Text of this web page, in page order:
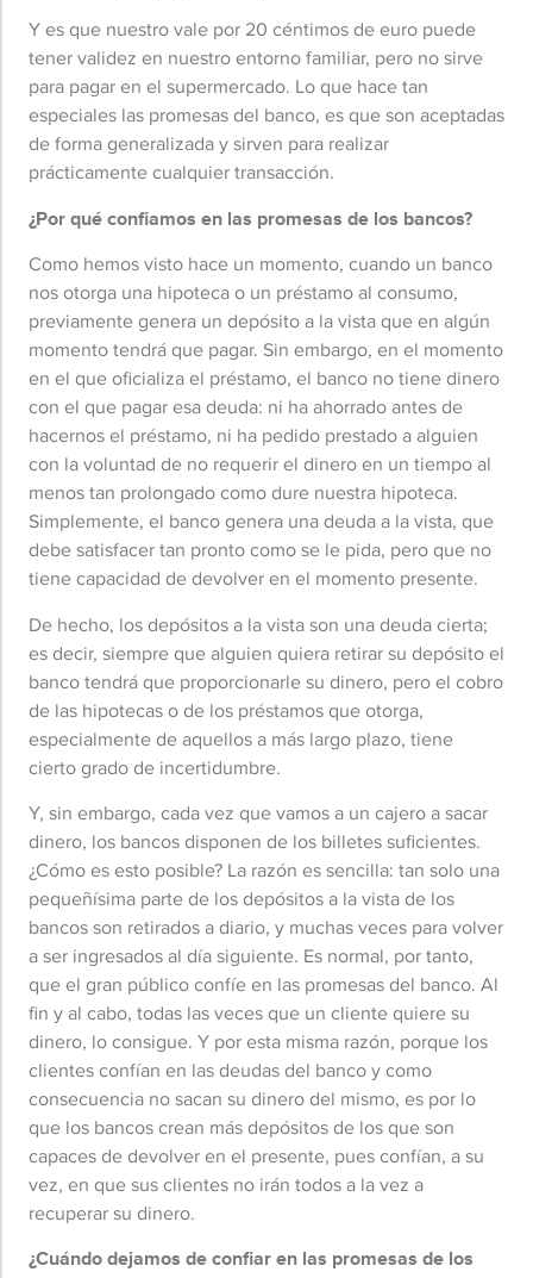
Y es que nuestro vale por 20 céntimos de euro puede
tener validez en nuestro entorno familiar, pero no sirve
para pagar en el supermercado. Lo que hace tan
especiales las promesas del banco, es que son aceptadas
de forma generalizada y sirven para realizar
prácticamente cualquier transacción.
¿Por qué confiamos en las promesas de los bancos?
Como hemos visto hace un momento, cuando un banco
nos otorga una hipoteca o un préstamo al consumo,
previamente genera un depósito a la vista que en algún
momento tendrá que pagar. Sin embargo, en el momento
en el que oficializa el préstamo, el banco no tiene dinero
con el que pagar esa deuda: ni ha ahorrado antes de
hacernos el préstamo, ni ha pedido prestado a alguien
con la voluntad de no requerir el dinero en un tiempo al
menos tan prolongado como dure nuestra hipoteca.
Simplemente, el banco genera una deuda a la vista, que
debe satisfacer tan pronto como se le pida, pero que no
tiene capacidad de devolver en el momento presente.
De hecho, los depósitos a la vista son una deuda cierta;
es decir, siempre que alguien quiera retirar su depósito el
banco tendrá que proporcionarle su dinero, pero el cobro
de las hipotecas o de los préstamos que otorga,
especialmente de aquellos a más largo plazo, tiene
cierto grado de incertidumbre.
Y, sin embargo, cada vez que vamos a un cajero a sacar
dinero, los bancos disponen de los billetes suficientes.
¿Cómo es esto posible? La razón es sencilla: tan solo una
pequeñísima parte de los depósitos a la vista de los
bancos son retirados a diario, y muchas veces para volver
a ser ingresados al día siguiente. Es normal, por tanto,
que el gran público confíe en las promesas del banco. Al
fin y al cabo, todas las veces que un cliente quiere su
dinero, lo consigue. Y por esta misma razón, porque los
clientes confían en las deudas del banco y como
consecuencia no sacan su dinero del mismo, es por lo
que los bancos crean más depósitos de los que son
capaces de devolver en el presente, pues confían, a su
vez, en que sus clientes no irán todos a la vez a
recuperar su dinero.
¿Cuándo dejamos de confiar en las promesas de los